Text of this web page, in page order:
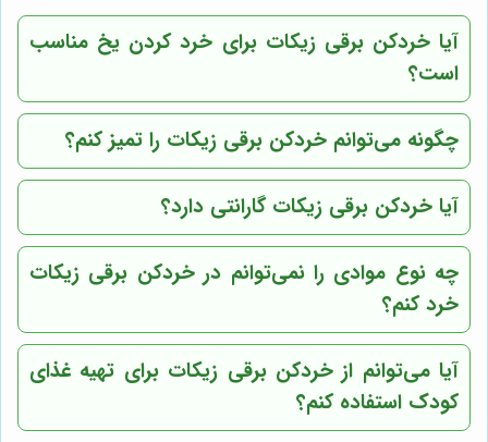
آیا خردکن برقی زیکات برای خرد کردن یخ مناسب
است؟
چگونه می‌توانم خردکن برقی زیکات را تمیز کنم؟
آیا خردکن برقی زیکات گارانتی دارد؟
چه نوع موادی را نمی‌توانم در خردکن برقی زیکات
خرد کنم؟
آیا می‌توانم از خردکن برقی زیکات برای تهیه غذای
کودک استفاده کنم؟